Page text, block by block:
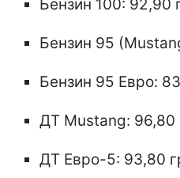
Бензин 100: 92,90
Бензин 95
Бензин 95 Евро:
ДТ Mustang: 96,80
ДТ Евро-5: 93,80